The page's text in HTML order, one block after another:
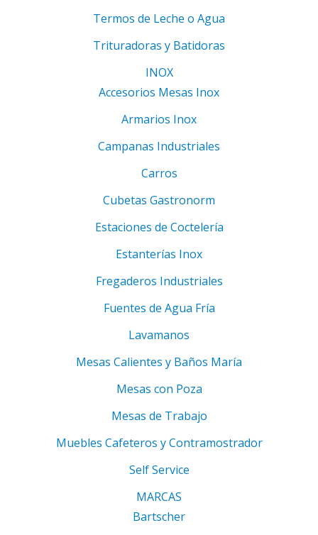
Termos de Leche o Agua
Trituradoras y Batidoras
INOX
Accesorios Mesas Inox
Armarios Inox
Campanas Industriales
Carros
Cubetas Gastronorm
Estaciones de Coctelería
Estanterías Inox
Fregaderos Industriales
Fuentes de Agua Fría
Lavamanos
Mesas Calientes y Baños María
Mesas con Poza
Mesas de Trabajo
Muebles Cafeteros y Contramostrador
Self Service
MARCAS
Bartscher